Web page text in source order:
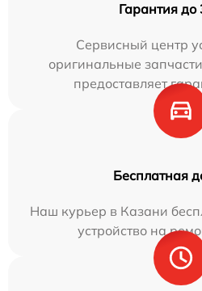
Гарантия до
Сервисный центр
оригинальные
предоставляет
Бесплатная
Наш курьер в Казани
устройство на